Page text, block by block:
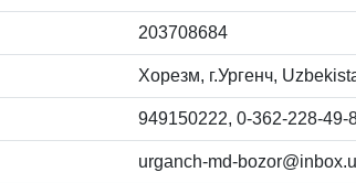
203708684
Хорезм, г.Ургенч,
949150222, 0-362-228-49-
urganch-md-